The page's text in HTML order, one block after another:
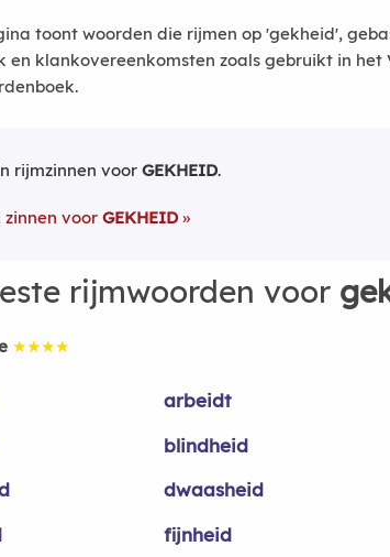
toont woorden die rijmen op 'gekheid',
en klankovereenkomsten zoals gebruikt in het
rijmzinnen voor GEKHEID.
zinnen voor GEKHEID
rijmwoorden voor
★★★★
arbeidt
blindheid
dwaasheid
fijnheid